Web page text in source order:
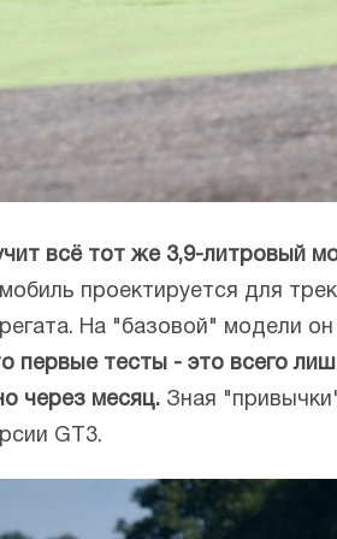
всё тот же 3,9-литровый
проектируется для
На "базовой" модели
первые тесты - это всего
через месяц. Зная
GT3.